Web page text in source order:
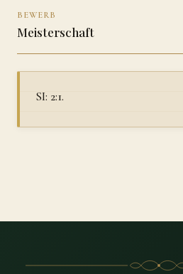
BEWERB
Meisterschaft
SI: 2:1.